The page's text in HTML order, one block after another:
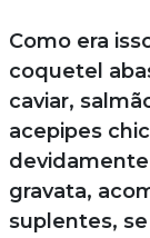
Como era
coquetel
caviar,
acepipes
gravata,
suplentes,